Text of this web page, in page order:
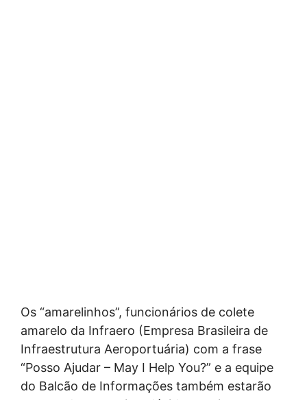
Os “amarelinhos”, funcionários de colete
amarelo da Infraero (Empresa Brasileira de
Infraestrutura Aeroportuária) com a frase
“Posso Ajudar – May I Help You?” e a equipe
do Balcão de Informações também estarão